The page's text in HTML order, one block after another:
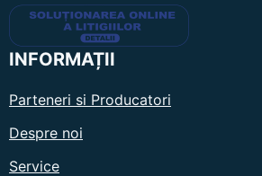
INFORMAȚII
Parteneri si Producatori
Despre noi
Service